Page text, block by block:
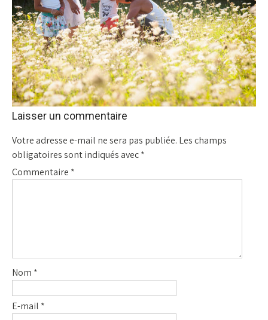
Laisser un commentaire
Votre adresse e-mail ne sera pas publiée. Les champs
obligatoires sont indiqués avec*
Commentaire *
Nom *
E-mail *